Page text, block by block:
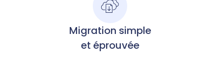
Migration simple
et éprouvée